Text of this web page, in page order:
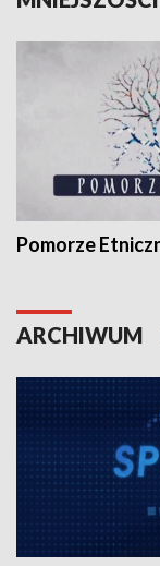
Pomorze
ARCHIWUM